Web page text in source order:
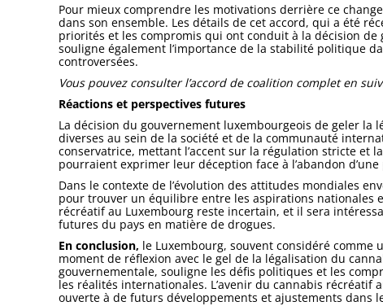
Pour mieux comprendre les motivations derrière ce
dans son ensemble. Les détails de cet accord, qui a été
priorités et les compromis qui ont conduit à la décision
souligne également l’importance de la stabilité politique
controversées.
Vous pouvez consulter l’accord de coalition complet en
Réactions et perspectives futures
La décision du gouvernement luxembourgeois de geler
diverses au sein de la société et de la communauté
conservatrice, mettant l’accent sur la régulation stricte et
pourraient exprimer leur déception face à l’abandon
Dans le contexte de l’évolution des attitudes mondiales
pour trouver un équilibre entre les aspirations nationales
récréatif au Luxembourg reste incertain, et il sera
futures du pays en matière de drogues.
En conclusion, le Luxembourg, souvent considéré
moment de réflexion avec le gel de la légalisation du
gouvernementale, souligne les défis politiques et les
les réalités internationales. L’avenir du cannabis
ouverte à de futurs développements et ajustements dans